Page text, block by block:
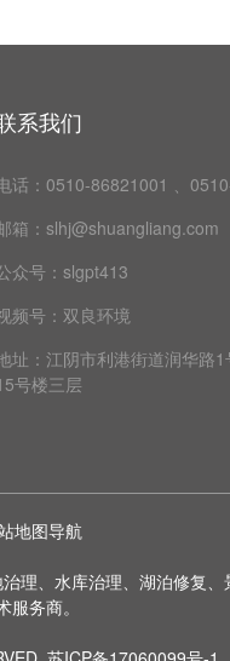
系我们​
话：0510-86821001 、
箱：slhj@shuangliang.com
众号：slgpt413
频号：双良环境
址：江阴市利港街道润华路
号楼三层
地图导航
、水库治理、湖泊修复
务商。